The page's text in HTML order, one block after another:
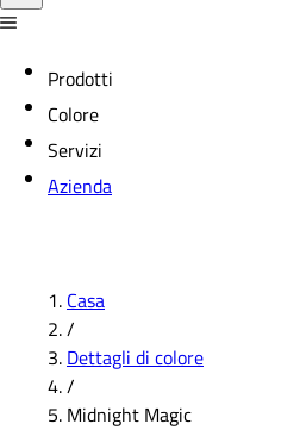
Prodotti
Colore
Servizi
Azienda
Casa
/
Dettagli di colore
/
Midnight Magic